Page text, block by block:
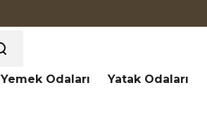
Yemek Odaları Yatak Odaları